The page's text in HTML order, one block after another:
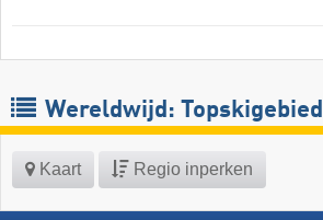
Wereldwijd:
Kaart Regio inperken